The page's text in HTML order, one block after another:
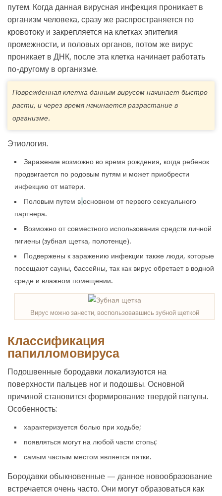
путем. Когда данная вирусная инфекция проникает в
организм человека, сразу же распространяется по
кровотоку и закрепляется на клетках эпителия
промежности, и половых органов, потом же вирус
проникает в ДНК, после эта клетка начинает работать
по-другому в организме.
Поврежденная клетка данным вирусом начинает быстро
расти, и через время начинается разрастание в
организме.
Этиология.
Заражение возможно во время рождения, когда ребенок
продвигается по родовым путям и может приобрести
инфекцию от матери.
Половым путем в основном от первого сексуального
партнера.
Возможно от совместного использования средств личной
гигиены (зубная щетка, полотенце).
Подвержены к заражению инфекции также люди, которые
посещают сауны, бассейны, так как вирус обретает в водной
среде и влажном помещении.
Вирус можно занести, воспользовавшись зубной щеткой
Классификация
папилломовируса
Подошвенные бородавки локализуются на
поверхности пальцев ног и подошвы. Основной
причиной становится формирование твердой папулы.
Особенность:
характеризуется болью при ходьбе;
появляться могут на любой части стопы;
самым частым местом является пятки.
Бородавки обыкновенные — данное новообразование
встречается очень часто. Они могут образоваться как